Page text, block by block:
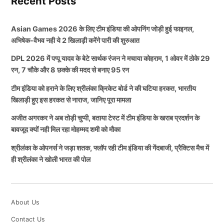
कार्यक्रम शांतिपूर्ण तरीके से संपन्न हुआ।
डोल आश्रम उत्तराखंड के प्रमुख आध्यात्मिक केंद्रों में गिना जाता
है। यहां देशभर से लोग ध्यान, योग और धार्मिक साधना के लिए
आते हैं। मुख्यमंत्री के इस दौरे से आश्रम की चर्चा एक बार फिर
राष्ट्रीय स्तर पर होने लगी है।
संस्कृति और आध्यात्म का संदेश
मुख्यमंत्री मोहन यादव का यह दौरा केवल धार्मिक यात्रा नहीं बल्कि
प्रतीक माना जा रहा है। उनके इस कार्यक्रम ने लोगों के बीच धर्म,
संस्कृति और आध्यात्म के महत्व को लेकर सकारात्मक संदेश दिया
तो आइए हम आपको इसके मुकाबले के बारे में कुछ खास जानकारी
देते हैं, जिससे आपको भी इस मैच में खिलाड़ियों के द्वारा किए गए
सुजल ने संभाली ईस्ट दिल्ली राइडर्स की
बल्लेबाजी
आपकी जानकारी के लिए बता दें कि ईस्ट दिल्ली राइडर्स के
मुकाबले में शुरुआत कुछ ज्यादा अच्छी नहीं हुई दी। टीम के
लगातार विकेट गिर रहे थे, जिसके कारण रन बोर्ड पर एक बड़ा
ने टीम के लिए काफी अच्छा प्रदर्शन दिखाते हुए स्कोर बोर्ड को
आगे बढ़ाया।
Asian Games 2026 के लिए टीम इंडिया की ओपनिंग जोड़ी हुई फाइनल,
अभिषेक-वैभव नही ये 2 खिलाड़ी करेंगे पारी की शुरुआत
DPL 2026 में पप्पू यादव के बेटे सार्थक रंजन ने मचाया कोहराम, 1 ओवर में ठोके 29
रन, 7 चौके और 8 छक्के की मदद से बनाए 95 रन
टीम इंडिया को हराने के लिए श्रीलंका क्रिकेट बोर्ड ने की घटिया हरकत, भारतीय
खिलाड़ी हुए इस हरकत से नाराज, जानिए पूरा मामला
अजीत अगरकर ने अब तोड़ी चुप्पी, बताया टेस्ट में टीम इंडिया के खराब प्रदर्शन के
बावजूद क्यों नही मिल रहा मोहम्मद शमी को मौका
श्रीलंका के ओपनर्स ने जड़ा शतक, फ्लॉप रही टीम इंडिया की गेंदबाजी, प्रैक्टिस मैच में
ही श्रीलंका ने खोली भारत की पोल
About Us
Contact Us